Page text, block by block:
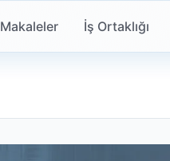
to remove
imaging
in our clinic. These
Makaleler İş Ortaklığı